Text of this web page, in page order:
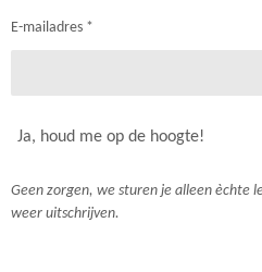
E-mailadres *
Ja, houd me op de hoogte!
Geen zorgen, we sturen je alleen èchte
weer uitschrijven.